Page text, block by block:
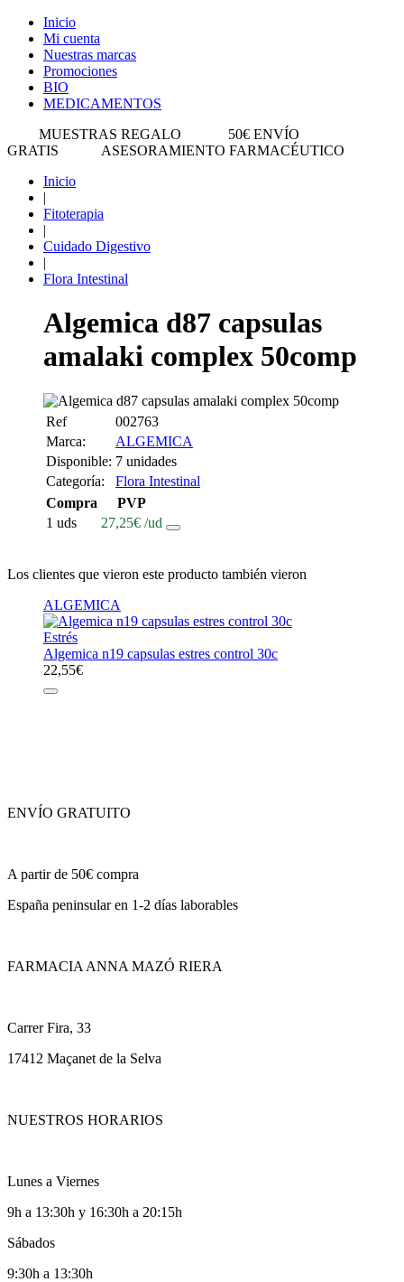
Inicio
Mi cuenta
Nuestras marcas
Promociones
BIO
MEDICAMENTOS
MUESTRAS REGALO
50€ ENVÍO
GRATIS
ASESORAMIENTO FARMACÉUTICO
Inicio
|
Fitoterapia
|
Cuidado Digestivo
|
Flora Intestinal
Algemica d87 capsulas
amalaki complex 50comp
Ref
002763
Marca:
ALGEMICA
Disponible: 7 unidades
Categoría:
Flora Intestinal
Compra
PVP
1 uds
27,25€ /ud
Los clientes que vieron este producto también vieron
ALGEMICA
Estrés
Algemica n19 capsulas estres control 30c
22,55€
ENVÍO GRATUITO
A partir de 50€ compra
España peninsular en 1-2 días laborables
FARMACIA ANNA MAZÓ RIERA
Carrer Fira, 33
17412 Maçanet de la Selva
NUESTROS HORARIOS
Lunes a Viernes
9h a 13:30h y 16:30h a 20:15h
Sábados
9:30h a 13:30h